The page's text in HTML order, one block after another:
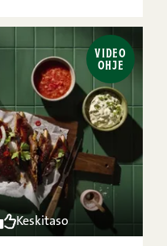
VIDEO
OHJE
Keskitaso